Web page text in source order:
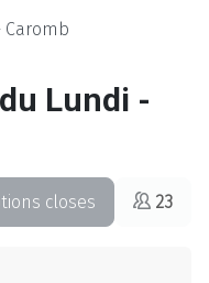
Lundi -
closes 23